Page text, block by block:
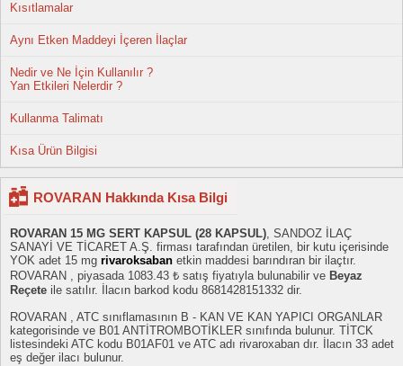
Kısıtlamalar
Aynı Etken Maddeyi İçeren İlaçlar
Nedir ve Ne İçin Kullanılır ?
Yan Etkileri Nelerdir ?
Kullanma Talimatı
Kısa Ürün Bilgisi
ROVARAN Hakkında Kısa Bilgi
ROVARAN 15 MG SERT KAPSUL (28 KAPSUL), SANDOZ İLAÇ
SANAYİ VE TİCARET A.Ş. firması tarafından üretilen, bir kutu içerisinde
YOK adet 15 mg rivaroksaban etkin maddesi barındıran bir ilaçtır.
ROVARAN , piyasada 1083.43 ₺ satış fiyatıyla bulunabilir ve Beyaz
Reçete ile satılır. İlacın barkod kodu 8681428151332 dir.
ROVARAN , ATC sınıflamasının B - KAN VE KAN YAPICI ORGANLAR
kategorisinde ve B01 ANTİTROMBOTİKLER sınıfında bulunur. TİTCK
listesindeki ATC kodu B01AF01 ve ATC adı rivaroxaban dır. İlacın 33 adet
eş değer ilacı bulunur.